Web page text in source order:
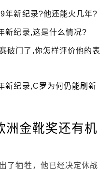
年新纪录?他还能火几年?
新纪录,这是什么情况?
破门了,你怎样评价他的表
新纪录,C罗为何仍能刷新
洲金靴奖还有机
了牺牲，他已经决定休战